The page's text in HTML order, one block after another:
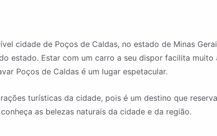
cidade de Poços de Caldas, no estado de Minas
estado. Estar com um carro a seu dispor facilita muito
Poços de Caldas é um lugar espetacular.
turísticas da cidade, pois é um destino que
as belezas naturais da cidade e da região.